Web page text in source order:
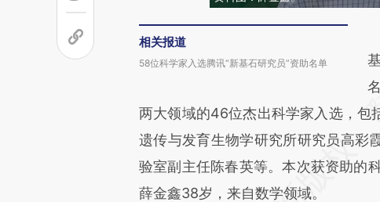
相关报道
58位科学家入选腾讯“新基石研究员”资助名单
两大领域的46位杰出科学家入选，包
遗传与发育生物学研究所研究员高彩
验室副主任陈春英等。本次获资助的
薛金鑫38岁，来自数学领域。